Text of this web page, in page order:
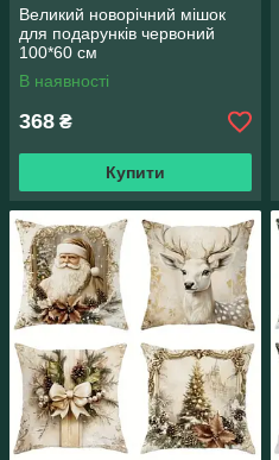
Великий новорічний мішок
для подарунків червоний
100*60 см
В наявності
368 ₴
Купити